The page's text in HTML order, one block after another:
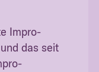
Impro-
das seit